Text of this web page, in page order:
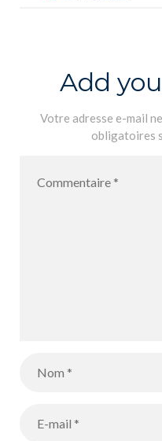
de Fisica y
Quimica
Add
Votre adresse e-mail
obligatoires